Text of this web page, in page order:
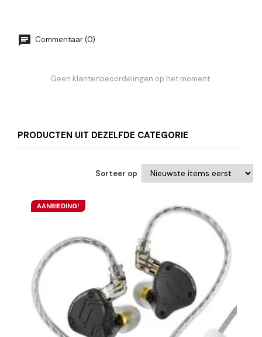
Commentaar (0)
Geen klantenbeoordelingen op het moment.
PRODUCTEN UIT DEZELFDE CATEGORIE
Sorteer op
AANBIEDING!